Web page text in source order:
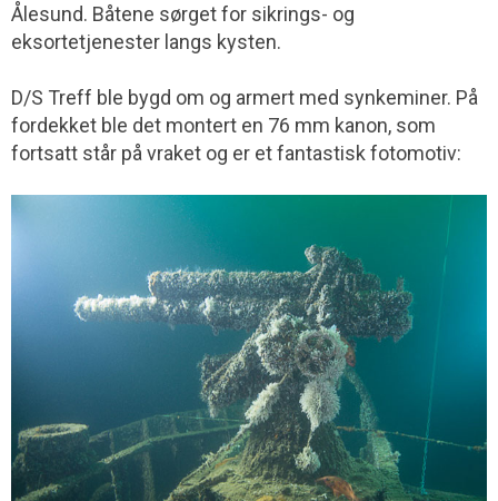
Ålesund. Båtene sørget for sikrings- og
eksortetjenester langs kysten.
D/S Treff ble bygd om og armert med synkeminer. På
fordekket ble det montert en 76 mm kanon, som
fortsatt står på vraket og er et fantastisk fotomotiv: